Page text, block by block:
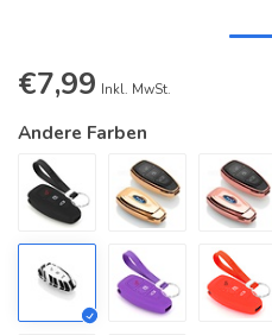
€7,99 Inkl. MwSt.
Andere Farben